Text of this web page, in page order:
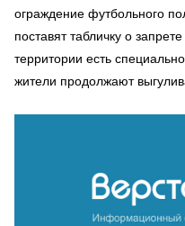
ограждение футбольного
поставят табличку о
территории есть
жители продолжают